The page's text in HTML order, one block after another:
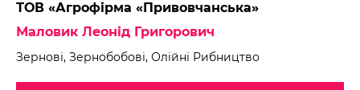
ТОВ «Агрофірма «Привовчанська»
Маловик Леонід Григорович
Зернові, Зернобобові, Олійні Рибництво